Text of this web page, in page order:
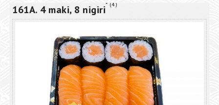
161A. 4 maki, 8 nigiri 4